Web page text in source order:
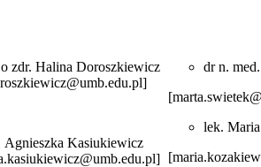
zdr. Halina Doroszkiewicz
Agnieszka Kasiukiewicz
dr n.
lek.